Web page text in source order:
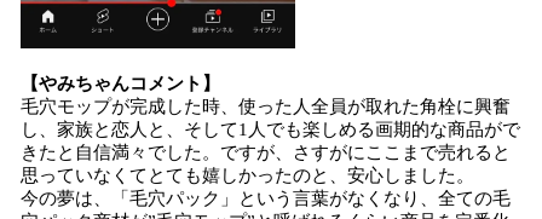
【やみちゃんコメント】
毛穴モップが完成した時、使った人全員が取れた角栓に興奮
し、家族と恋人と、そして1人でも楽しめる画期的な商品がで
きたと自信満々でした。ですが、さすがにここまで売れると
思っていなくてとても嬉しかったのと、安心しました。
今の夢は、「毛穴パック」という言葉がなくなり、全ての毛